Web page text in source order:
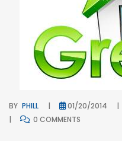
BY PHILL 01/20/2014
0 COMMENTS